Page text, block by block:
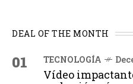
DEAL OF THE MONTH
01 TECNOLOGÍA
Vídeo